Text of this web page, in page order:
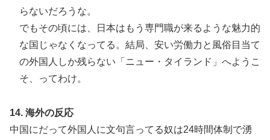
らないだろうな。
でもその頃には、日本はもう専門職が来るような魅力的
な国じゃなくなってる。結局、安い労働力と風俗目当て
の外国人しか残らない「ニュー・タイランド」へようこ
そ、ってわけ。
14. 海外の反応
中国にだって外国人に文句言ってる奴は24時間体制で湧